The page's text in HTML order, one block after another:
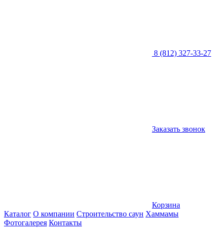
8 (812) 327-33-27
Заказать звонок
Корзина
Каталог О компании Строительство саун Хаммамы
Фотогалерея Контакты